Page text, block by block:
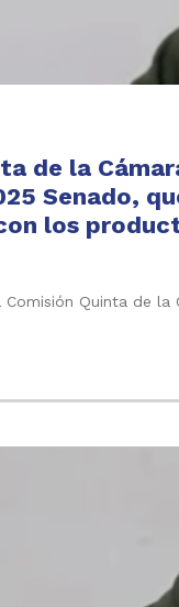
de la
Senado,
los
Quinta de